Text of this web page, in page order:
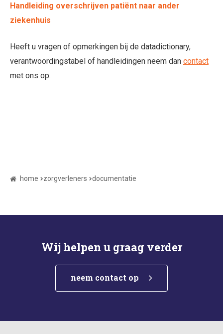
Handleiding overschrijven patiënt naar ander
ziekenhuis
Heeft u vragen of opmerkingen bij de datadictionary,
verantwoordingstabel of handleidingen neem dan contact
met ons op.
home zorgverleners documentatie
Wij helpen u graag verder
neem contact op